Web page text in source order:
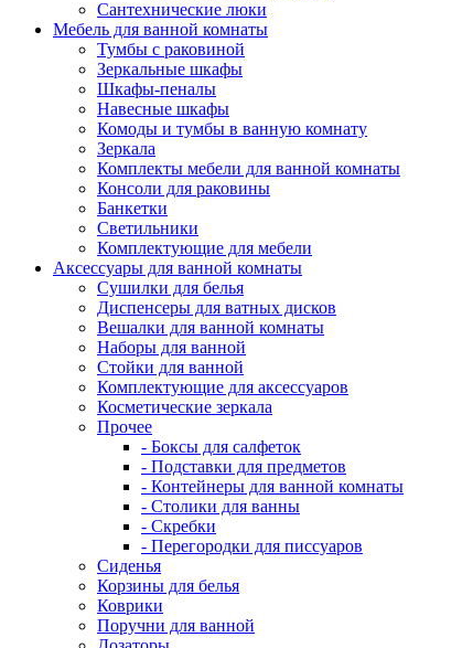
Сантехнические люки
Мебель для ванной комнаты
Тумбы с раковиной
Зеркальные шкафы
Шкафы-пеналы
Навесные шкафы
Комоды и тумбы в ванную комнату
Зеркала
Комплекты мебели для ванной комнаты
Консоли для раковины
Банкетки
Светильники
Комплектующие для мебели
Аксессуары для ванной комнаты
Сушилки для белья
Диспенсеры для ватных дисков
Вешалки для ванной комнаты
Наборы для ванной
Стойки для ванной
Комплектующие для аксессуаров
Косметические зеркала
Прочее
- Боксы для салфеток
- Подставки для предметов
- Контейнеры для ванной комнаты
- Столики для ванны
- Скребки
- Перегородки для писсуаров
Сиденья
Корзины для белья
Коврики
Поручни для ванной